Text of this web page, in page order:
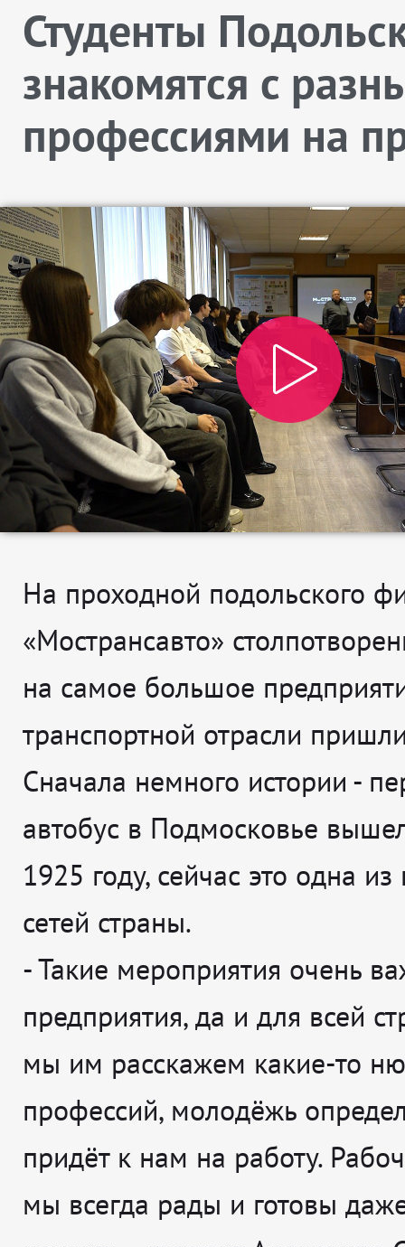
Студенты
знакомятся с
профессиями на
На проходной подольского
«Мострансавто»
на самое большое
транспортной отрасли
Сначала немного истории -
автобус в Подмосковье
1925 году, сейчас это одна
сетей страны.
-Такие мероприятия очень
предприятия, да и для всей
мы им расскажем какие-то
профессий, молодёжь
придёт к нам на работу.
мы всегда рады и готовы